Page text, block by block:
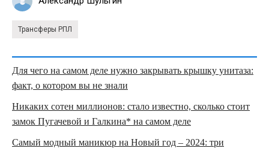
Трансферы РПЛ
Для чего на самом деле нужно закрывать крышку унитаза:
факт, о котором вы не знали
Никаких сотен миллионов: стало известно, сколько стоит
замок Пугачевой и Галкина* на самом деле
Самый модный маникюр на Новый год – 2024: три